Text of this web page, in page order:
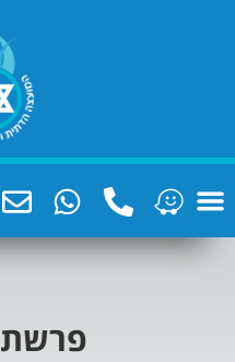
פרשת השבוע